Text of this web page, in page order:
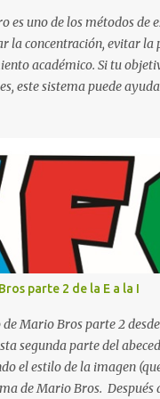
y fecha...
es uno de los métodos de
la concentración, evitar la
académico. Si tu
este sistema puede
la concentración y la
bloques cortos de trabajo
descansos que ayudan
de estudiar durante
capacidad natural del
durante periodos
tiempo y recordar
que pasas muchas
la Técnica Pomodoro
parte 2 de la E a la I
Mario Bros parte 2
segunda parte del
el estilo de la imagen
de Mario Bros. Después